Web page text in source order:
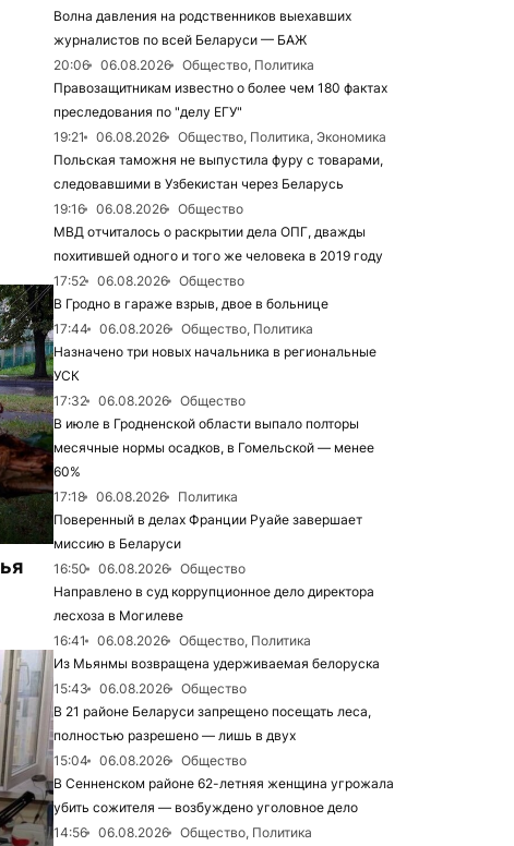
Волна давления на родственников выехавших
журналистов по всей Беларуси — БАЖ
20:06
06.08.2026
Общество, Политика
Правозащитникам известно о более чем 180 фактах
преследования по "делу ЕГУ"
19:21
06.08.2026
Общество, Политика, Экономика
Польская таможня не выпустила фуру с товарами,
следовавшими в Узбекистан через Беларусь
19:16
06.08.2026
Общество
МВД отчиталось о раскрытии дела ОПГ, дважды
похитившей одного и того же человека в 2019 году
17:52
06.08.2026
Общество
В Гродно в гараже взрыв, двое в больнице
17:44
06.08.2026
Общество, Политика
Назначено три новых начальника в региональные
УСК
17:32
06.08.2026
Общество
В июле в Гродненской области выпало полторы
месячные нормы осадков, в Гомельской — менее
60%
17:18
06.08.2026
Политика
Поверенный в делах Франции Руайе завершает
миссию в Беларуси
16:50
06.08.2026
Общество
Направлено в суд коррупционное дело директора
лесхоза в Могилеве
16:41
06.08.2026
Общество, Политика
Из Мьянмы возвращена удерживаемая белоруска
15:43
06.08.2026
Общество
В 21 районе Беларуси запрещено посещать леса,
полностью разрешено — лишь в двух
15:04
06.08.2026
Общество
В Сенненском районе 62-летняя женщина угрожала
убить сожителя — возбуждено уголовное дело
14:56
06.08.2026
Общество, Политика